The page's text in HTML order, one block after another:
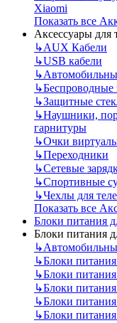
Xiaomi
Показать все
Аксессуары для
↳AUX Кабели
↳USB кабели
↳
↳Беспроводные
↳Защитные
↳Наушники,
гарнитуры
↳Очки
↳Переходники
↳Сетевые
↳Спортивные
↳Чехлы для
Показать все
Блоки питания
Блоки питания
↳
↳Блоки
↳Блоки
↳Блоки
↳Блоки
↳Блоки